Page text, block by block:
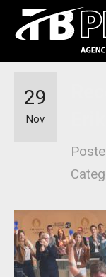
29
Nov